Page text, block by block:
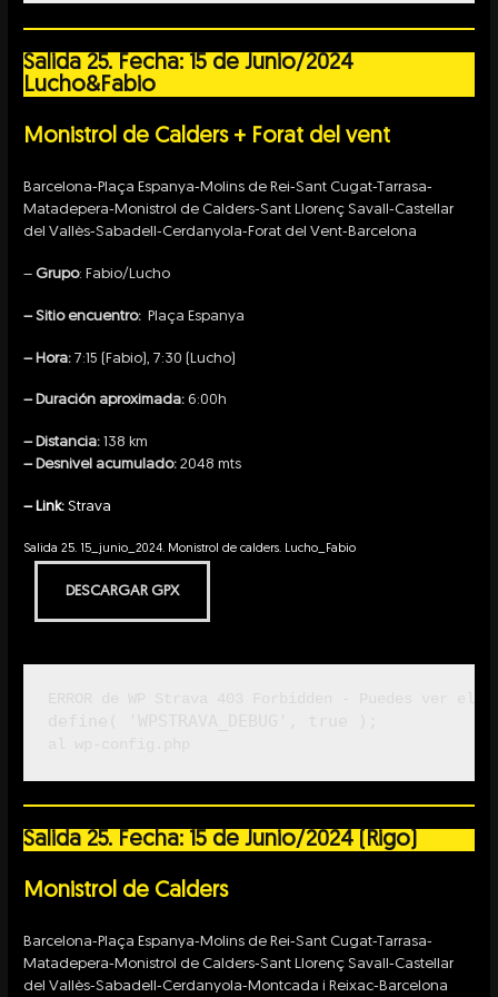
Salida 25. Fecha: 15 de Junio/2024
Lucho&Fabio
Monistrol de Calders + Forat del vent
Barcelona-Plaça Espanya-Molins de Rei-Sant Cugat-Tarrasa-
Matadepera-Monistrol de Calders-Sant Llorenç Savall-Castellar
del Vallès-Sabadell-Cerdanyola-Forat del Vent-Barcelona
–Grupo: Fabio/Lucho
– Sitio encuentro: Plaça Espanya
– Hora: 7:15 (Fabio), 7:30 (Lucho)
– Duración aproximada:6:00h
– Distancia: 138 km
– Desnivel acumulado:2048 mts
– Link:Strava
Salida 25. 15_junio_2024. Monistrol de calders. Lucho_Fabio
DESCARGAR GPX
Salida 25. Fecha: 15 de Junio/2024 (Rigo)
Monistrol de Calders
Barcelona-Plaça Espanya-Molins de Rei-Sant Cugat-Tarrasa-
Matadepera-Monistrol de Calders-Sant Llorenç Savall-Castellar
del Vallès-Sabadell-Cerdanyola-Montcada i Reixac-Barcelona